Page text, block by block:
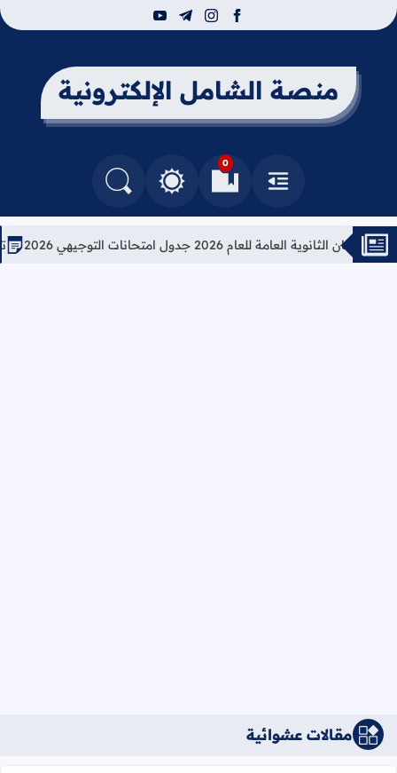
facebook
instagram
telegram
youtube
منصة الشامل الإلكترونية
القائمة
0
العلامات المرجعيةالتغيير بين الوضع النهاري والداكن
البحث في المدونة
العامة للعام 2026 جدول امتحانات التوجيهي 2026
مقالات عشوائية